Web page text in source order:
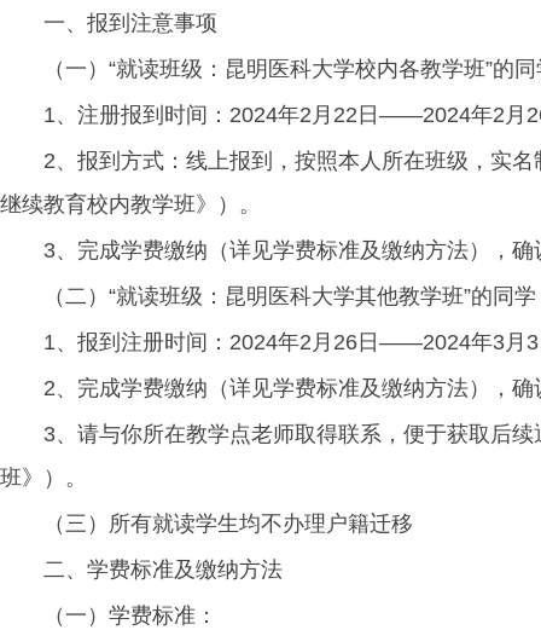
一、报到注意事项
（一）“就读班级：昆明医科大学校内各教学班”的
1、注册报到时间：2024年2月22日——2024年2月
2、报到方式：线上报到，按照本人所在班级，实
继续教育校内教学班》）。
3、完成学费缴纳（详见学费标准及缴纳方法），
（二）“就读班级：昆明医科大学其他教学班”的同学
1、报到注册时间：2024年2月26日——2024年3月
2、完成学费缴纳（详见学费标准及缴纳方法），
3、请与你所在教学点老师取得联系，便于获取后
班》）。
（三）所有就读学生均不办理户籍迁移
二、学费标准及缴纳方法
（一）学费标准：